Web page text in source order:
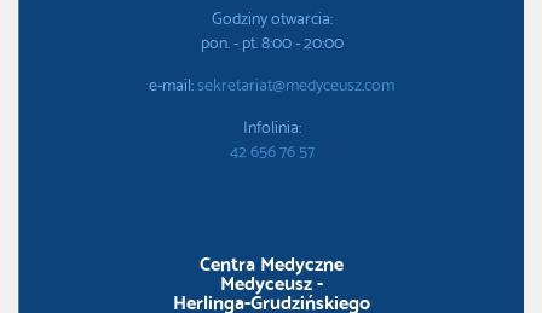
Godziny otwarcia:
pon. - pt. 8:00 - 20:00
e-mail:sekretariat@medyceusz.com
Infolinia:
42 656 76 57
Centra Medyczne
Medyceusz -
Herlinga-Grudzińskiego